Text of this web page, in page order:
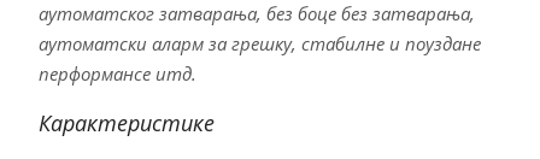
аутоматског затварања, без боце без затварања,
аутоматски аларм за грешку, стабилне и поуздане
перформансе итд.
Карактеристике